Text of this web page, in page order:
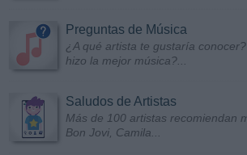
Preguntas de Música
¿A qué artista te gustaría
hizo la mejor música?...
Saludos de Artistas
Más de 100 artistas recomiendan
Bon Jovi, Camila...